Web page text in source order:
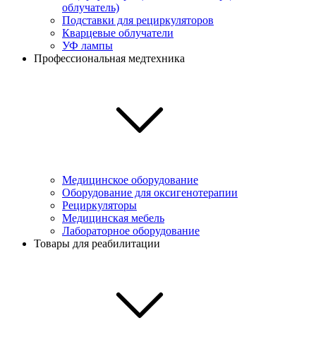
облучатель)
Подставки для рециркуляторов
Кварцевые облучатели
УФ лампы
Профессиональная медтехника
Медицинское оборудование
Оборудование для оксигенотерапии
Рециркуляторы
Медицинская мебель
Лабораторное оборудование
Товары для реабилитации